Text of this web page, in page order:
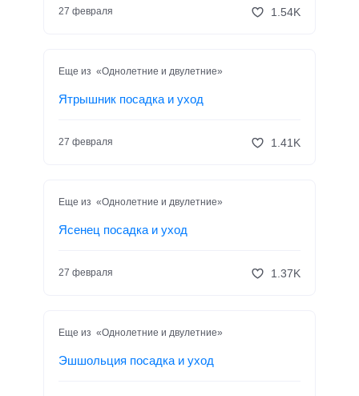
27 февраля 1.54K
Еще из «Однолетние и двулетние»
Ятрышник посадка и уход
27 февраля 1.41K
Еще из «Однолетние и двулетние»
Ясенец посадка и уход
27 февраля 1.37K
Еще из «Однолетние и двулетние»
Эшшольция посадка и уход